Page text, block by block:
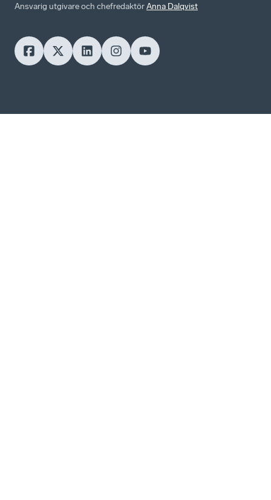
Ansvarig utgivare och chefredaktörAnna Dalqvist